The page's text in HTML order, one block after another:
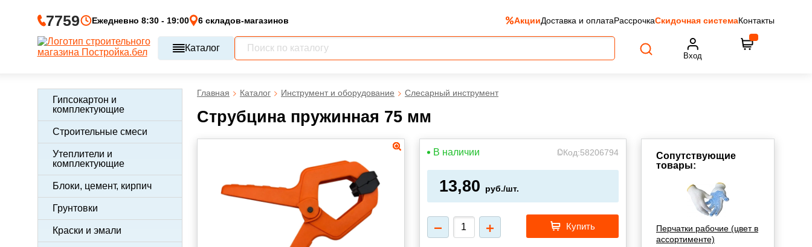
7759 Ежедневно 8:30 - 19:00 6 складов-магазинов АкцииДоставка и оплатаРассрочкаСкидочная системаКонтакты
Каталог
Вход
Гипсокартон и
комплектующие
Строительные смеси
Утеплители и
комплектующие
Блоки, цемент, кирпич
Грунтовки
Краски и эмали
Главная Каталог Инструмент и оборудование Слесарный инструмент
Струбцина пружинная 75 мм
В наличии Код:58206794
13,80 руб./шт.
Купить
Сопутствующие
товары:
Перчатки рабочие (цвет в
ассортименте)